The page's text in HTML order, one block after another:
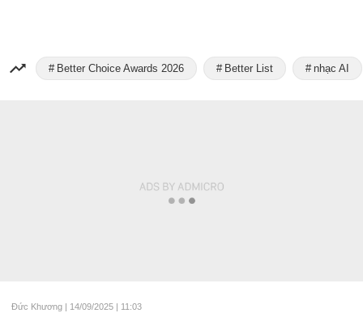
Better Choice Awards 2026 Better List nhạc AI
Đức Khương | 14/09/2025 | 11:03